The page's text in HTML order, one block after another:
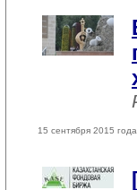
15 сентября 2015 года